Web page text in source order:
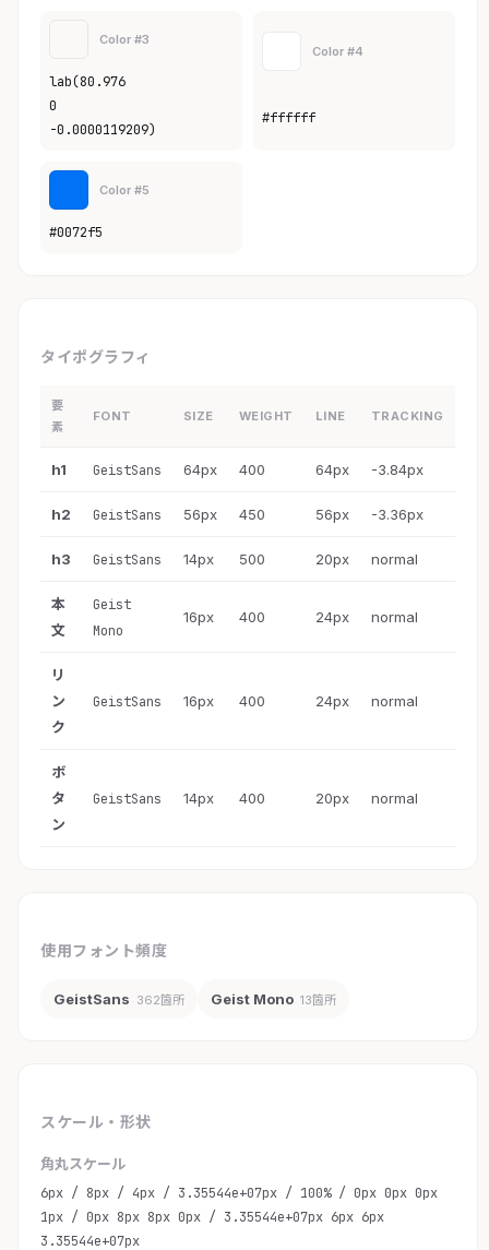
Color #3
lab(80.976
0
-0.0000119209)
Color #4
#ffffff
Color #5
#0072f5
タイポグラフィ
要
素
FONT SIZE WEIGHT LINE TRACKING
h1 GeistSans 64px 400 64px -3.84px
h2 GeistSans 56px 450 56px -3.36px
h3 GeistSans 14px 500 20px normal
本
文
Geist
Mono
16px 400 24px normal
リ
ン
ク
GeistSans 16px 400 24px normal
ボ
タ
ン
GeistSans 14px 400 20px normal
使用フォント頻度
GeistSans 362箇所 Geist Mono 13箇所
スケール・形状
角丸スケール
6px / 8px / 4px / 3.35544e+07px / 100% / 0px 0px 0px
1px / 0px 8px 8px 0px / 3.35544e+07px 6px 6px
3.35544e+07px